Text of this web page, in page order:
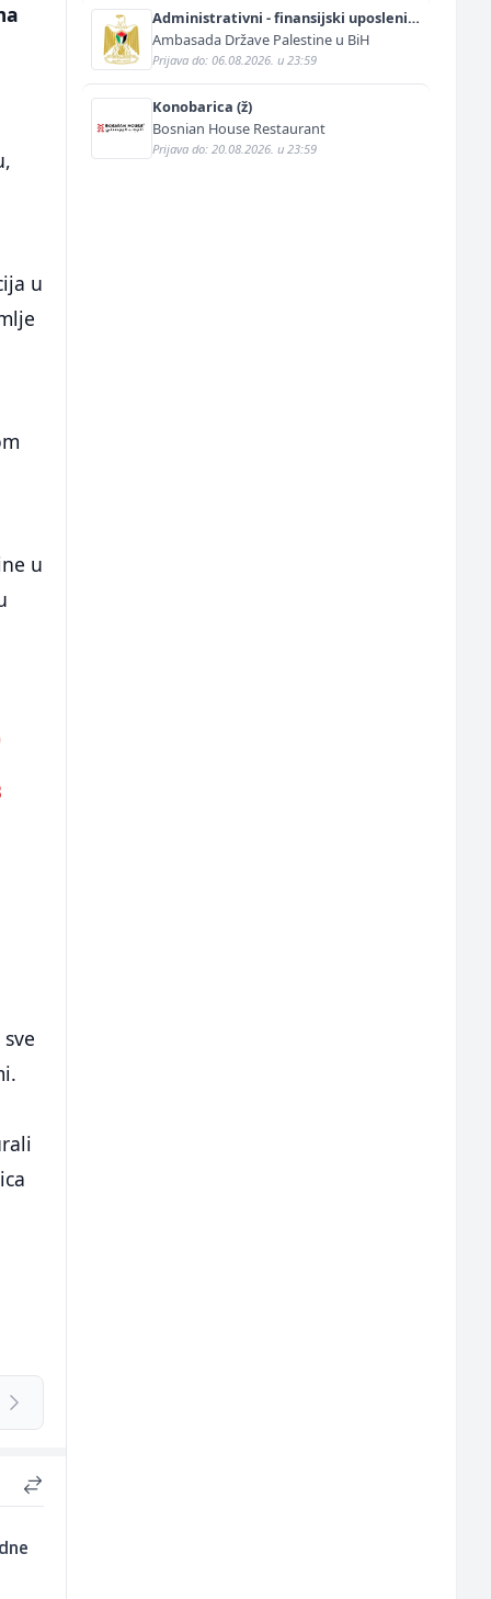
u
u
Administrativni - finansijski uposlenik
(m/ž)
Ambasada Države Palestine u BiH
Prijava do: 06.08.2026. u 23:59
Konobarica (ž)
Bosnian House Restaurant
Prijava do: 20.08.2026. u 23:59